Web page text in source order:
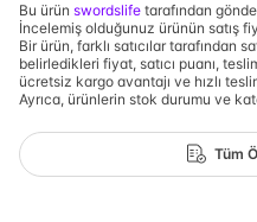
Bu ürün swordslife tarafından
İncelemiş olduğunuz ürünün satış
Bir ürün, farklı satıcılar tarafından
belirledikleri fiyat, satıcı puanı,
ücretsiz kargo avantajı ve hızlı
Ayrıca, ürünlerin stok durumu ve
Tüm